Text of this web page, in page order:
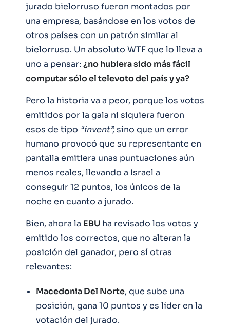
jurado bielorruso fueron montados por
una empresa, basándose en los votos de
otros países con un patrón similar al
bielorruso. Un absoluto WTF que lo lleva a
uno a pensar: ¿no hubiera sido más fácil
computar sólo el televoto del país y ya?
Pero la historia va a peor, porque los votos
emitidos por la gala ni siquiera fueron
esos de tipo “invent”,sino que un error
humano provocó que su representante en
pantalla emitiera unas puntuaciones aún
menos reales, llevando a Israel a
conseguir 12 puntos, los únicos de la
noche en cuanto a jurado.
Bien, ahora la EBU ha revisado los votos y
emitido los correctos, que no alteran la
posición del ganador, pero sí otras
relevantes:
Macedonia Del Norte, que sube una
posición, gana 10 puntos y es líder en la
votación del jurado.